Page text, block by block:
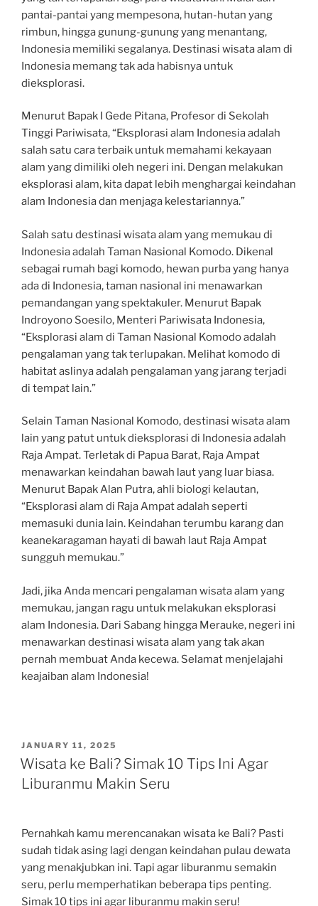
pantai-pantai yang mempesona, hutan-hutan yang
rimbun, hingga gunung-gunung yang menantang,
Indonesia memiliki segalanya. Destinasi wisata alam di
Indonesia memang tak ada habisnya untuk
dieksplorasi.
Menurut Bapak I Gede Pitana, Profesor di Sekolah
Tinggi Pariwisata, “Eksplorasi alam Indonesia adalah
salah satu cara terbaik untuk memahami kekayaan
alam yang dimiliki oleh negeri ini. Dengan melakukan
eksplorasi alam, kita dapat lebih menghargai keindahan
alam Indonesia dan menjaga kelestariannya.”
Salah satu destinasi wisata alam yang memukau di
Indonesia adalah Taman Nasional Komodo. Dikenal
sebagai rumah bagi komodo, hewan purba yang hanya
ada di Indonesia, taman nasional ini menawarkan
pemandangan yang spektakuler. Menurut Bapak
Indroyono Soesilo, Menteri Pariwisata Indonesia,
“Eksplorasi alam di Taman Nasional Komodo adalah
pengalaman yang tak terlupakan. Melihat komodo di
habitat aslinya adalah pengalaman yang jarang terjadi
di tempat lain.”
Selain Taman Nasional Komodo, destinasi wisata alam
lain yang patut untuk dieksplorasi di Indonesia adalah
Raja Ampat. Terletak di Papua Barat, Raja Ampat
menawarkan keindahan bawah laut yang luar biasa.
Menurut Bapak Alan Putra, ahli biologi kelautan,
“Eksplorasi alam di Raja Ampat adalah seperti
memasuki dunia lain. Keindahan terumbu karang dan
keanekaragaman hayati di bawah laut Raja Ampat
sungguh memukau.”
Jadi, jika Anda mencari pengalaman wisata alam yang
memukau, jangan ragu untuk melakukan eksplorasi
alam Indonesia. Dari Sabang hingga Merauke, negeri ini
menawarkan destinasi wisata alam yang tak akan
pernah membuat Anda kecewa. Selamat menjelajahi
keajaiban alam Indonesia!
POSTED
ON
JANUARY 11, 2025
Wisata ke Bali? Simak 10 Tips Ini Agar
Liburanmu Makin Seru
Pernahkah kamu merencanakan wisata ke Bali? Pasti
sudah tidak asing lagi dengan keindahan pulau dewata
yang menakjubkan ini. Tapi agar liburanmu semakin
seru, perlu memperhatikan beberapa tips penting.
Simak 10 tips ini agar liburanmu makin seru!